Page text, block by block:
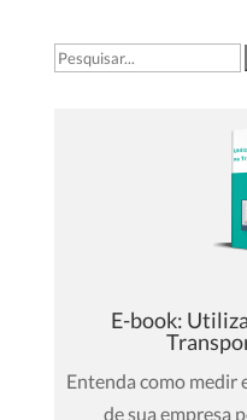
Pesquisar
E-book:
Entenda como medir
de sua empresa